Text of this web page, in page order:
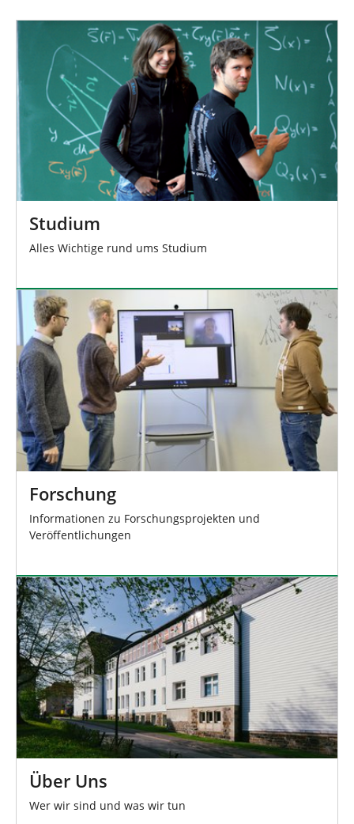
Studium
Alles Wichtige rund ums Studium
Forschung
Informationen zu Forschungsprojekten und
Veröffentlichungen
Über Uns
Wer wir sind und was wir tun